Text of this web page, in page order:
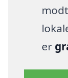
er